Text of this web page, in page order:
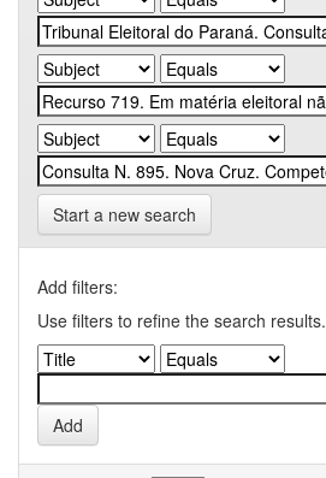
Start a new search
Add filters:
Use filters to refine the search results.